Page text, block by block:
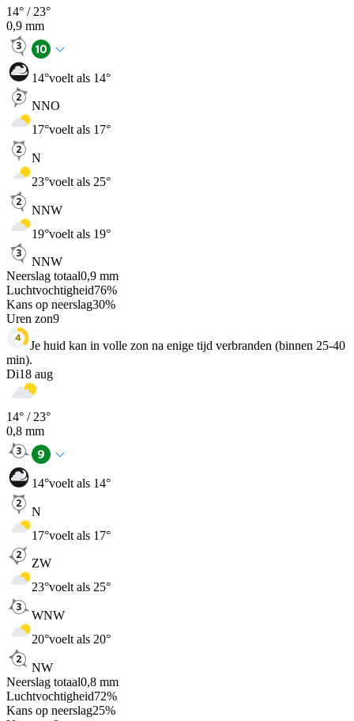
14° / 23°
0,9 mm
14°voelt als 14°
NNO
17°voelt als 17°
N
23°voelt als 25°
NNW
19°voelt als 19°
NNW
Neerslag totaal0,9 mm
Luchtvochtigheid76%
Kans op neerslag30%
Uren zon9
Je huid kan in volle zon na enige tijd verbranden (binnen 25-40
min).
Di18 aug
14° / 23°
0,8 mm
14°voelt als 14°
N
17°voelt als 17°
ZW
23°voelt als 25°
WNW
20°voelt als 20°
NW
Neerslag totaal0,8 mm
Luchtvochtigheid72%
Kans op neerslag25%